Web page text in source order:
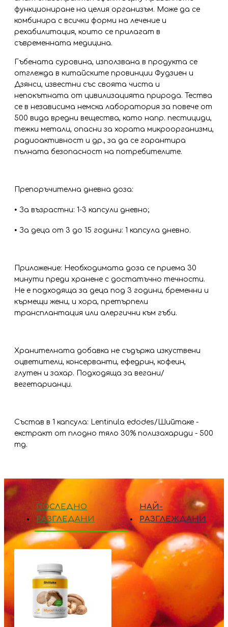
функциониране на целия организъм. Може да се
комбинира с всички форми на лечение и
рехабилитация, които се прилагат в
съвременната медицина.
Гъбената суровина, използвана в продукта се
отглежда в китайските провинции Фудзиен и
Дзянси, известни със своята чиста и
непокътната от цивилизацията природа. Тества
се в независима немска лаборатория за повече от
500 вида вредни вещества, като напр. пестициди,
тежки метали, опасни за хората микроорганизми,
радиоактивност и др., за да се гарантира
пълната безопасност на потребителите.
Препоръчителна дневна доза:
• За възрастни: 1-3 капсули дневно;
• За деца от 3 до 15 години: 1 капсула дневно.
Приложение: Необходимата доза се приема 30
минути преди хранене с достатъчно течности.
Не е подходяща за деца под 3 години, бременни и
кърмещи жени, и хора, претърпели
трансплантация или алергични към гъби.
Хранителната добавка не съдържа изкуствени
оцветители, консерванти, ефедрин, кофеин,
глутен и захар. Подходяща за вегани/
вегетарианци.
Състав в 1 капсула: Lentinula edodes/Шийтаке -
екстракт от плодно тяло 30% полизахариди - 500
mg.
ПОСЛЕДНО
РАЗГЛЕДАНИ
НАЙ-
РАЗГЛЕЖДАНИ